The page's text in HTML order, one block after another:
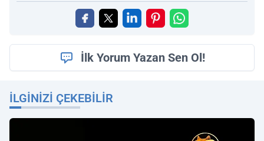
İlk Yorum Yazan Sen Ol!
İLGINIZI ÇEKEBILIR